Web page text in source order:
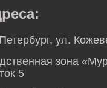
ул.
зона
5